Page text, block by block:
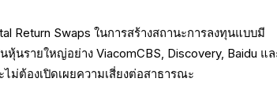
Return Swaps ในการสร้างสถานะการลงทุนแบบมี
นหุ้นรายใหญ่อย่าง ViacomCBS, Discovery, Baidu แ
ม่ต้องเปิดเผยความเสี่ยงต่อสาธารณะ